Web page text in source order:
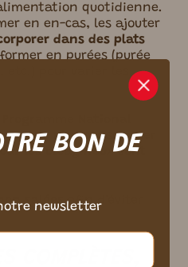
quotidienne.
en en-cas, les ajouter
dans des plats
en purées (purée
etc.) pour varier les
de n’en consommer
car les oléagineux sont
saléesafin d’éviter
COMPLÈTES,
BON DE
newsletter